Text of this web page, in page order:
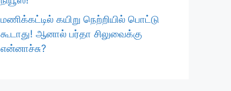
மணிக்கட்டில் கயிறு நெற்றியில் பொட்டு
கூடாது! ஆனால் பர்தா சிலுவைக்கு
என்னாச்சு?